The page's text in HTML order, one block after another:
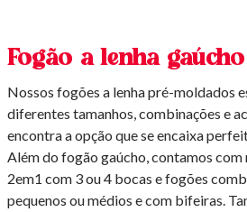
Fogão a lenha
Nossos fogões a lenha pré-moldados
diferentes tamanhos, combinações e
encontra a opção que se encaixa
Além do fogão gaúcho, contamos
2em1 com 3 ou 4 bocas e fogões
pequenos ou médios e com bifeiras.